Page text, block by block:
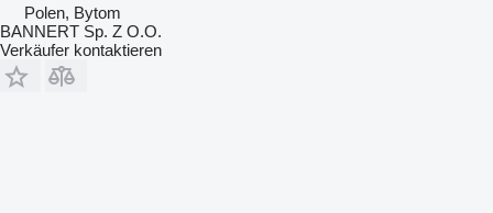
Polen, Bytom
BANNERT Sp. Z O.O.
Verkäufer kontaktieren